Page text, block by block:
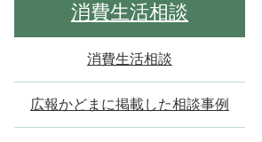
消費生活相談
消費生活相談
広報かどまに掲載した相談事例